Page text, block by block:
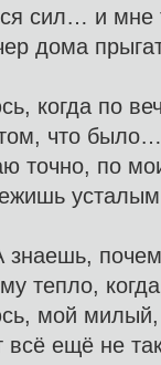
сил… и мне
дома
когда по
что
точно, по
знаешь,
тепло,
мой милый,
всё ещё не